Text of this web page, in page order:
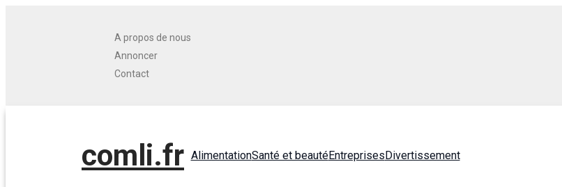
A propos de nous
Annoncer
Contact
comli.fr AlimentationSanté et beautéEntreprisesDivertissement